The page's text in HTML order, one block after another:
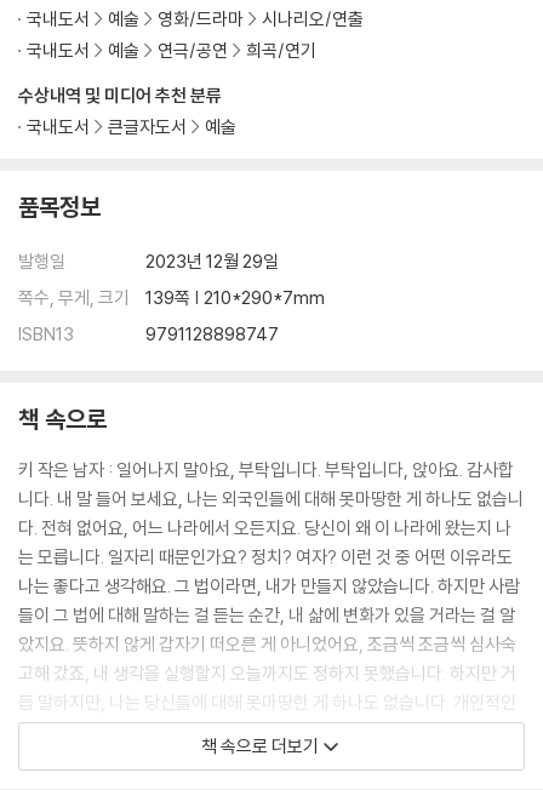
수상내역 및 미디어 추천 분류
국내도서
큰글자도서 예술
국내도서
예술 영화/드라마
시나리오/연출
국내도서
예술 연극/공연 희곡/연기
품목정보
발행일
2023년 12월 29일
쪽수, 무게, 크기
139쪽 | 210*290*7mm
ISBN13
9791128898747
책 속으로
키 작은 남자 : 일어나지 말아요, 부탁입니다. 부탁입니다, 앉아요. 감사합
니다. 내 말 들어 보세요, 나는 외국인들에 대해 못마땅한 게 하나도 없습니
다. 전혀 없어요, 어느 나라에서 오든지요. 당신이 왜 이 나라에 왔는지 나
는 모릅니다. 일자리 때문인가요? 정치? 여자? 이런 것 중 어떤 이유라도
나는 좋다고 생각해요. 그 법이라면, 내가 만들지 않았습니다. 하지만 사람
들이 그 법에 대해 말하는 걸 듣는 순간, 내 삶에 변화가 있을 거라는 걸 알
았지요. 뜻하지 않게 갑자기 떠오른 게 아니었어요, 조금씩 조금씩 심사숙
고해 갔죠, 내 생각을 실행할지 오늘까지도 정하지 못했습니다. 하지만 거
듭 말하지만, 나는 당신들에 대해 못마땅한 게 하나도 없습니다. 개인적인
사안에 대해서도 전혀 없어요, 그냥 난 한 가지 사례에만 집중해야겠다고
단순하게 생각했습니다, 그리고 당신이 내가 가장 잘 아는 사례예요.
책 속으로 더보기